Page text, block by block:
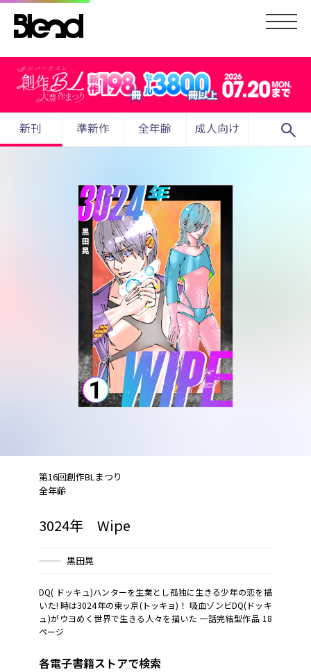
新刊 準新作 全年齢 成人向け search
第16回創作BLまつり
全年齢
3024年 Wipe
黒田晃
DQ( ドッキュ)ハンターを生業とし孤独に生きる少年の恋を描
いた! 時は3024年の東ッ京(トッキョ)！ 吸血ゾンビDQ(ドッキ
ュ)がウヨめく世界で生きる人々を描いた 一話完結型作品 18
ページ
各電子書籍ストアで検索